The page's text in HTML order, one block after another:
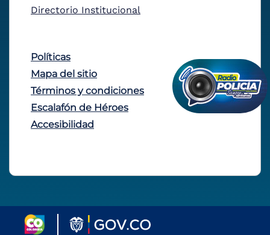
Directorio Institucional
Políticas
Mapa del sitio
Términos y condiciones
Escalafón de Héroes
Accesibilidad